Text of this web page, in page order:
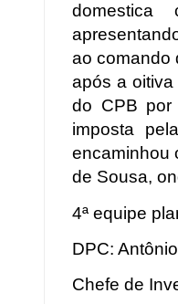
ao comando
após a
do CPB por
imposta
encaminhou
de Sousa,
4ª equipe
DPC:
Chefe de